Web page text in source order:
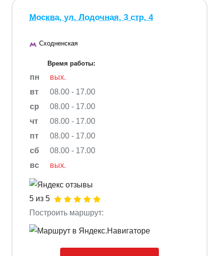
Москва, ул. Лодочная, 3 стр. 4
Сходненская
Время работы:
пн
вых.
вт
08.00 - 17.00
ср
08.00 - 17.00
чт
08.00 - 17.00
пт
08.00 - 17.00
сб
08.00 - 17.00
вс
вых.
5 из 5
Построить маршрут: